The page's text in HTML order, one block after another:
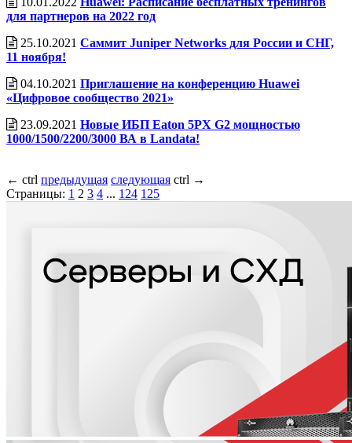
для партнеров на 2022 год
25.10.2021 Саммит Juniper Networks для России и СНГ,
11 ноября!
04.10.2021 Приглашение на конференцию Huawei
«Цифровое сообщество 2021»
23.09.2021 Новые ИБП Eaton 5PX G2 мощностью
1000/1500/2200/3000 ВА в Landata!
← ctrl предыдущая следующая ctrl →
Страницы: 1 2 3 4 ... 124 125